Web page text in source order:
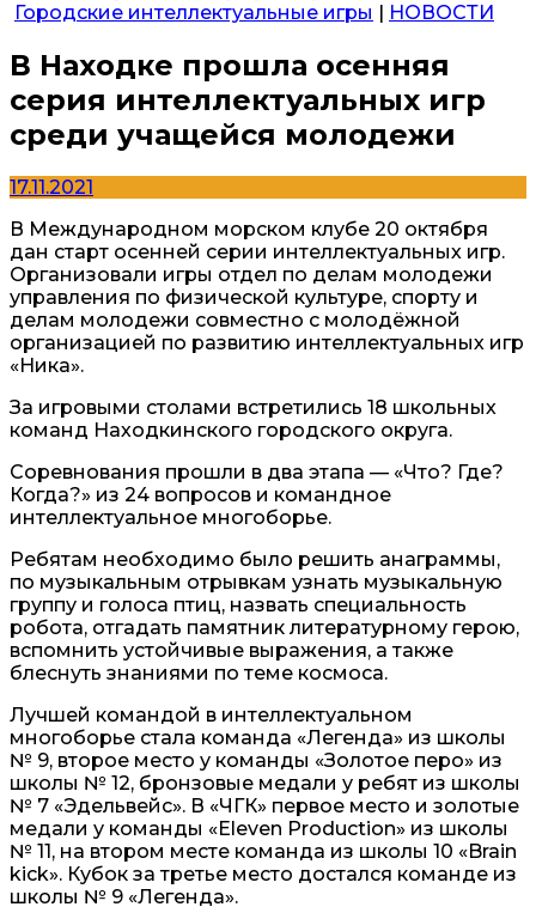
Городские интеллектуальные игры | НОВОСТИ
В Находке прошла осенняя
серия интеллектуальных игр
среди учащейся молодежи
17.11.2021
В Международном морском клубе 20 октября
дан старт осенней серии интеллектуальных игр.
Организовали игры отдел по делам молодежи
управления по физической культуре, спорту и
делам молодежи совместно с молодёжной
организацией по развитию интеллектуальных игр
«Ника».
За игровыми столами встретились 18 школьных
команд Находкинского городского округа.
Соревнования прошли в два этапа — «Что? Где?
Когда?» из 24 вопросов и командное
интеллектуальное многоборье.
Ребятам необходимо было решить анаграммы,
по музыкальным отрывкам узнать музыкальную
группу и голоса птиц, назвать специальность
робота, отгадать памятник литературному герою,
вспомнить устойчивые выражения, а также
блеснуть знаниями по теме космоса.
Лучшей командой в интеллектуальном
многоборье стала команда «Легенда» из школы
№ 9, второе место у команды «Золотое перо» из
школы № 12, бронзовые медали у ребят из школы
№ 7 «Эдельвейс». В «ЧГК» первое место и золотые
медали у команды «Eleven Production» из школы
№ 11, на втором месте команда из школы 10 «Brain
kick». Кубок за третье место достался команде из
школы № 9 «Легенда».